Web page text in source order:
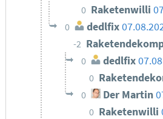
0 Raketenwilli
0 dedlfix
-2
0 dedlfix
0
0 Der Martin
0 Raketenwilli